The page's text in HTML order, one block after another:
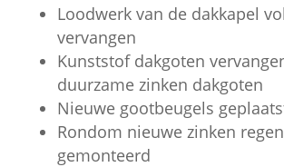
Loodwerk van de dakkapel
vervangen
Kunststof dakgoten
duurzame zinken dakgoten
Nieuwe gootbeugels
Rondom nieuwe zinken
gemonteerd